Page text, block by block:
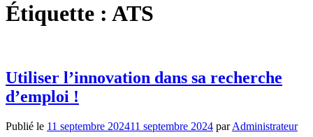
Étiquette : ATS
Utiliser l’innovation dans sa recherche
d’emploi !
Publié le 11 septembre 202411 septembre 2024 parAdministrateur